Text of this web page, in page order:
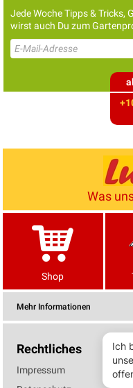
Jede Woche Tipps & Tricks,
wirst auch Du zum
Was
Shop
Mehr Informationen
Rechtliches
Impressum